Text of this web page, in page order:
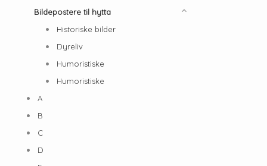
Bildepostere til hytta
Historiske bilder
Dyreliv
Humoristiske
Humoristiske
A
B
C
D